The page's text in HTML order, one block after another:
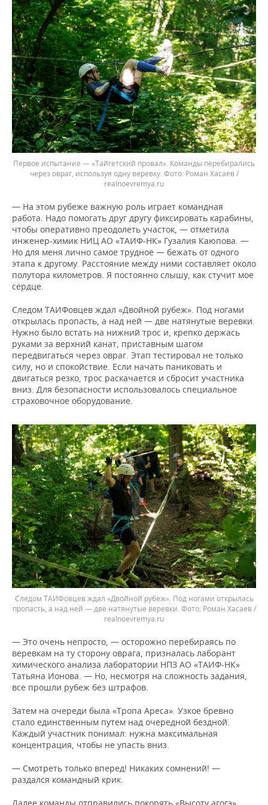
Первое испытание — «Тайгетский провал». Команды перебирались
через овраг, используя одну веревку.
Роман Хасаев /
realnoevremya.ru
— На этом рубеже важную роль играет командная
работа. Надо помогать друг другу фиксировать карабины,
чтобы оперативно преодолеть участок, — отметила
инженер-химик НИЦ АО «ТАИФ-НК» Гузалия Каюпова. —
Но для меня лично самое трудное — бежать от одного
этапа к другому. Расстояние между ними составляет около
полутора километров. Я постоянно слышу, как стучит мое
сердце.
Следом ТАИФовцев ждал «Двойной рубеж». Под ногами
открылась пропасть, а над ней — две натянутые веревки.
Нужно было встать на нижний трос и, крепко держась
руками за верхний канат, приставным шагом
передвигаться через овраг. Этап тестировал не только
силу, но и спокойствие. Если начать паниковать и
двигаться резко, трос раскачается и сбросит участника
вниз. Для безопасности использовалось специальное
страховочное оборудование.
Следом ТАИФовцев ждал «Двойной рубеж». Под ногами открылась
пропасть, а над ней — две натянутые веревки.
Роман Хасаев /
realnoevremya.ru
— Это очень непросто, — осторожно перебираясь по
веревкам на ту сторону оврага, призналась лаборант
химического анализа лаборатории НПЗ АО «ТАИФ-НК»
Татьяна Ионова. — Но, несмотря на сложность задания,
все прошли рубеж без штрафов.
Затем на очереди была «Тропа Ареса». Узкое бревно
стало единственным путем над очередной бездной.
Каждый участник понимал: нужна максимальная
концентрация, чтобы не упасть вниз.
— Смотреть только вперед! Никаких сомнений! —
раздался командный крик.
Далее команды отправились покорять «Высоту агогэ».